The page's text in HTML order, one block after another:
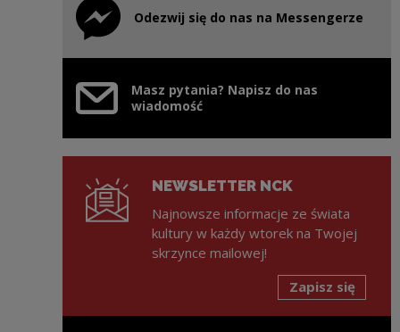
Odezwij się do nas na Messengerze
Uwaga, link zostanie otwarty w nowym oknie
Masz pytania? Napisz do nas
wiadomość
NEWSLETTER NCK
Najnowsze informacje ze świata
kultury w każdy wtorek na Twojej
skrzynce mailowej!
Zapisz się